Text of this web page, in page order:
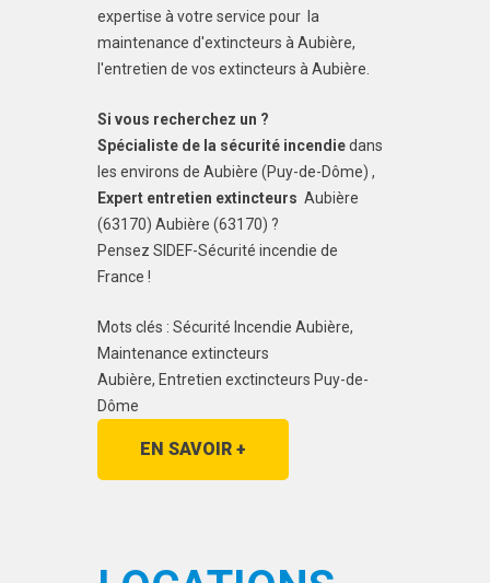
expertise à votre service pour la
maintenance d'extincteurs à Aubière,
l'entretien de vos extincteurs à Aubière.
Si vous recherchez un ?
Spécialiste de la sécurité incendiedans
les environs de Aubière (Puy-de-Dôme) ,
Expert entretien extincteurs Aubière
(63170) Aubière (63170) ?
Pensez SIDEF-Sécurité incendie de
France !
Mots clés : Sécurité Incendie Aubière,
Maintenance extincteurs
Aubière, Entretien exctincteurs Puy-de-
Dôme
EN SAVOIR +